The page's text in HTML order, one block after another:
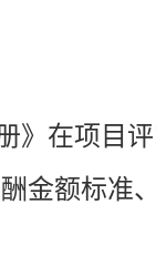
》在项目
金额标准